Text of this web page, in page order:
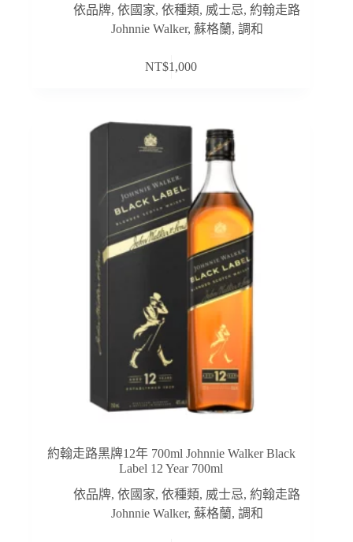
依品牌,依國家,依種類, 威士忌,約翰走路
Johnnie Walker, 蘇格蘭, 調和
NT$1,000
約翰走路黑牌12年 700ml Johnnie Walker Black
Label 12 Year 700ml
依品牌,依國家,依種類, 威士忌,約翰走路
Johnnie Walker, 蘇格蘭, 調和